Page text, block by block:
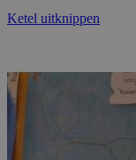
Ketel uitknippen